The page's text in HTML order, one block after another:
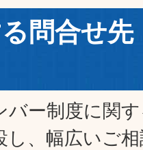
問合せ
バー制度に関
し、幅広いご